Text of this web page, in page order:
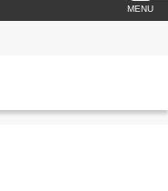
MENU